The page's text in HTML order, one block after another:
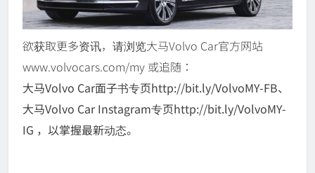
欲获取更多资讯，请浏览大马Volvo Car官方网站
www.volvocars.com/my 或追随：
大马Volvo Car面子书专页http://bit.ly/VolvoMY-FB、
大马Volvo Car Instagram专页http://bit.ly/VolvoMY-
IG ，以掌握最新动态。